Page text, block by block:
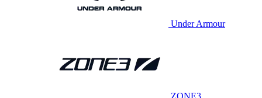
Under Armour
ZONE3